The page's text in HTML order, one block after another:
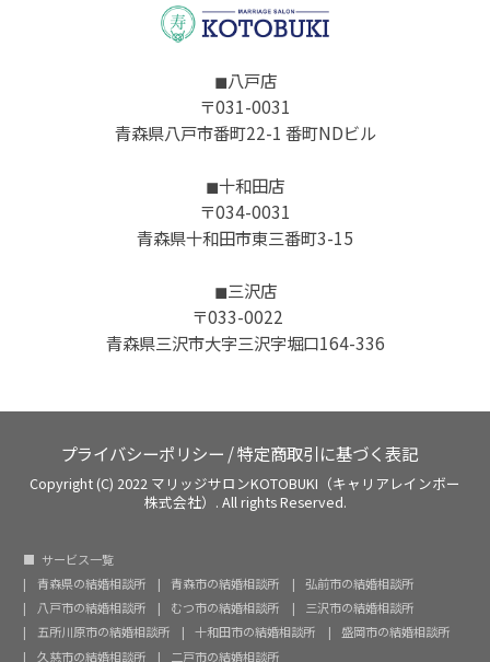
◼︎八戸店
〒031-0031
青森県八戸市番町22-1 番町NDビル
◼︎十和田店
〒034-0031
青森県十和田市東三番町3-15
◼︎三沢店
〒033-0022
青森県三沢市大字三沢字堀口164-336
プライバシーポリシー /特定商取引に基づく表記
Copyright (C) 2022 マリッジサロンKOTOBUKI（キャリアレインボー
株式会社）. All rights Reserved.
サービス一覧
青森県の結婚相談所
青森市の結婚相談所
弘前市の結婚相談所
八戸市の結婚相談所
むつ市の結婚相談所
三沢市の結婚相談所
五所川原市の結婚相談所
十和田市の結婚相談所
盛岡市の結婚相談所
久慈市の結婚相談所
二戸市の結婚相談所